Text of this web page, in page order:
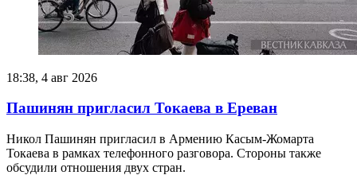
18:38, 4 авг 2026
Пашинян пригласил Токаева в Ереван
Никол Пашинян пригласил в Армению Касым-Жомарта
Токаева в рамках телефонного разговора. Стороны также
обсудили отношения двух стран.